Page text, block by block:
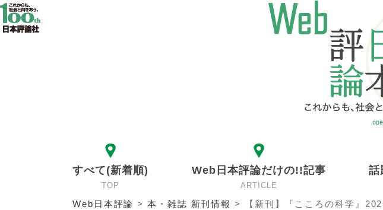
すべて(新着順)
TOP
Web日本評論だけの!!記事
ARTICLE
話
Web日本評論 >本・雑誌 新刊情報 >
【新刊】『こころの科学』